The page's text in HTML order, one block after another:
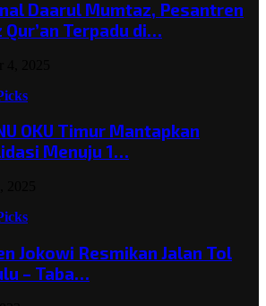
Daarul Mumtaz, Pesantren
Qur’an Terpadu di…
OKU Timur Mantapkan
Menuju 1…
Jokowi Resmikan Jalan Tol
– Taba…